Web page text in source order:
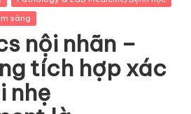
sàng
nội nhãn –
tích hợp xác
nhẹ